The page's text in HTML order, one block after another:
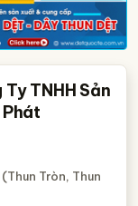
TNHH Sản
Phát
Tròn, Thun